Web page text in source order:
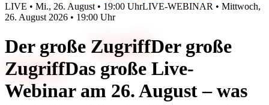
LIVE • Mi., 26. August • 19:00 UhrLIVE-WEBINAR • Mittwoch,
26. August 2026 • 19:00 Uhr
Der große ZugriffDer große
ZugriffDas große Live-
Webinar am 26. August – was